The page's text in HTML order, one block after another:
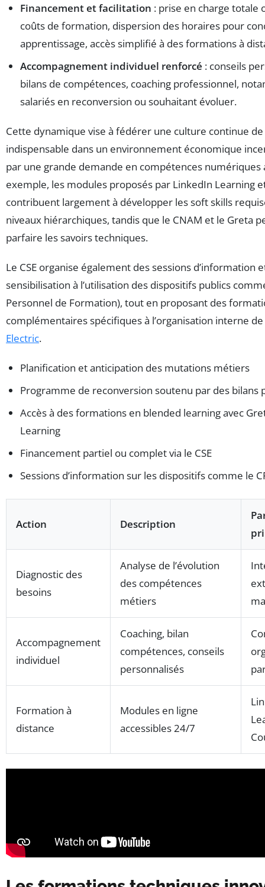
Financement et facilitation : prise en charge totale
coûts de formation, dispersion des horaires pour
apprentissage, accès simplifié à des formations à
Accompagnement individuel renforcé : conseils
bilans de compétences, coaching professionnel,
salariés en reconversion ou souhaitant évoluer.
Cette dynamique vise à fédérer une culture continue
indispensable dans un environnement économique
par une grande demande en compétences numériques
exemple, les modules proposés par LinkedIn Learning
contribuent largement à développer les soft skills
niveaux hiérarchiques, tandis que le CNAM et le Greta
parfaire les savoirs techniques.
Le CSE organise également des sessions d’information
sensibilisation à l’utilisation des dispositifs publics
Personnel de Formation), tout en proposant des
complémentaires spécifiques à l’organisation interne de
Electric.
Planification et anticipation des mutations métiers
Programme de reconversion soutenu par des bilans
Accès à des formations en blended learning avec
Learning
Financement partiel ou complet via le CSE
Sessions d’information sur les dispositifs comme le
Action Description
Diagnostic des
besoins
Analyse de l’évolution
des compétences
métiers
Accompagnement
individuel
Coaching, bilan
compétences, conseils
personnalisés
Formation à
distance
Modules en ligne
accessibles 24/7